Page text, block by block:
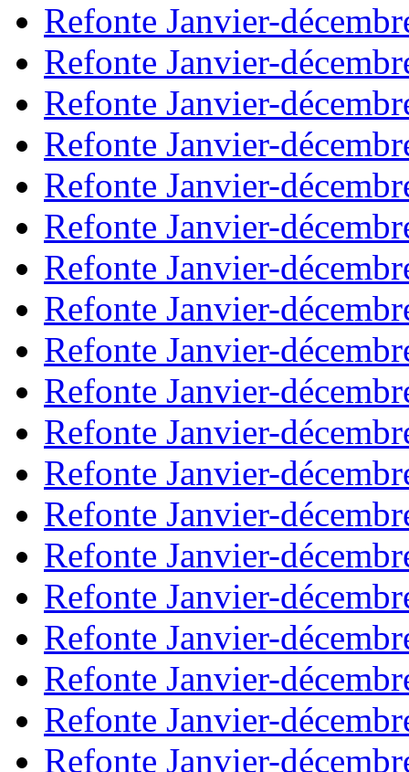
Refonte Janvier-
Refonte Janvier-
Refonte Janvier-
Refonte Janvier-
Refonte Janvier-
Refonte Janvier-
Refonte Janvier-
Refonte Janvier-
Refonte Janvier-
Refonte Janvier-
Refonte Janvier-
Refonte Janvier-
Refonte Janvier-
Refonte Janvier-
Refonte Janvier-
Refonte Janvier-
Refonte Janvier-
Refonte Janvier-
Refonte Janvier-